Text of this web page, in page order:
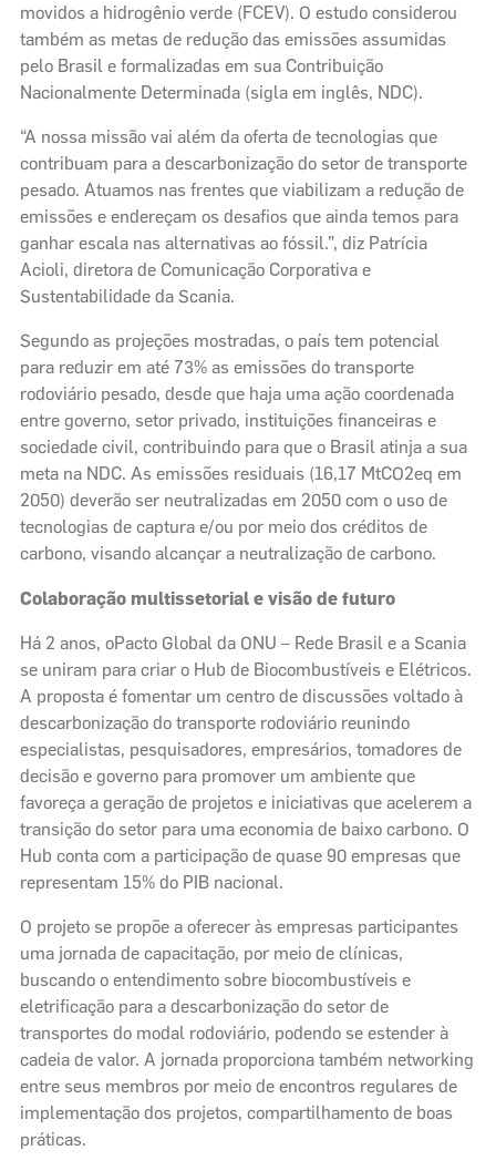
movidos a hidrogênio verde (FCEV). O estudo considerou
também as metas de redução das emissões assumidas
pelo Brasil e formalizadas em sua Contribuição
Nacionalmente Determinada (sigla em inglês, NDC).
“A nossa missão vai além da oferta de tecnologias que
contribuam para a descarbonização do setor de transporte
pesado. Atuamos nas frentes que viabilizam a redução de
emissões e endereçam os desafios que ainda temos para
ganhar escala nas alternativas ao fóssil.”, diz Patrícia
Acioli, diretora de Comunicação Corporativa e
Sustentabilidade da Scania.
Segundo as projeções mostradas, o país tem potencial
para reduzir em até 73% as emissões do transporte
rodoviário pesado, desde que haja uma ação coordenada
entre governo, setor privado, instituições financeiras e
sociedade civil, contribuindo para que o Brasil atinja a sua
meta na NDC. As emissões residuais (16,17 MtCO2eq em
2050) deverão ser neutralizadas em 2050 com o uso de
tecnologias de captura e/ou por meio dos créditos de
carbono, visando alcançar a neutralização de carbono.
Colaboração multissetorial e visão de futuro
Há 2 anos, oPacto Global da ONU – Rede Brasil e a Scania
se uniram para criar o Hub de Biocombustíveis e Elétricos.
A proposta é fomentar um centro de discussões voltado à
descarbonização do transporte rodoviário reunindo
especialistas, pesquisadores, empresários, tomadores de
decisão e governo para promover um ambiente que
favoreça a geração de projetos e iniciativas que acelerem a
transição do setor para uma economia de baixo carbono. O
Hub conta com a participação de quase 90 empresas que
representam 15% do PIB nacional.
O projeto se propõe a oferecer às empresas participantes
uma jornada de capacitação, por meio de clínicas,
buscando o entendimento sobre biocombustíveis e
eletrificação para a descarbonização do setor de
transportes do modal rodoviário, podendo se estender à
cadeia de valor. A jornada proporciona também networking
entre seus membros por meio de encontros regulares de
implementação dos projetos, compartilhamento de boas
práticas.